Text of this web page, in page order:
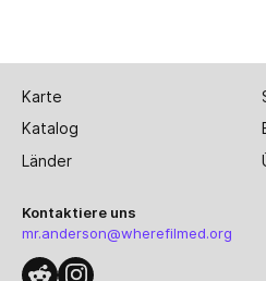
Karte
Katalog
Länder
Kontaktiere uns
mr.anderson@wherefilmed.org